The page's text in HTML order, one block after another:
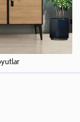
bizlere
bölümünü